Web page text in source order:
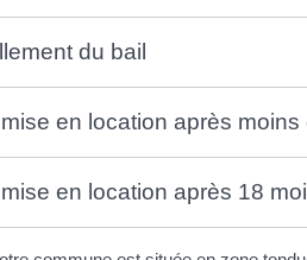
du bail
en location après
en location après 18